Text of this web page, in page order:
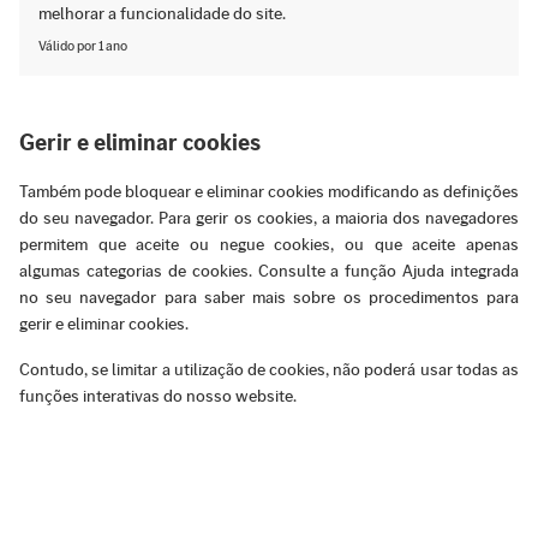
melhorar a funcionalidade do site.
Válido por 1 ano
Gerir e eliminar cookies
Também pode bloquear e eliminar cookies modificando as definições
do seu navegador. Para gerir os cookies, a maioria dos navegadores
permitem que aceite ou negue cookies, ou que aceite apenas
algumas categorias de cookies. Consulte a função Ajuda integrada
no seu navegador para saber mais sobre os procedimentos para
gerir e eliminar cookies.
Contudo, se limitar a utilização de cookies, não poderá usar todas as
funções interativas do nosso website.